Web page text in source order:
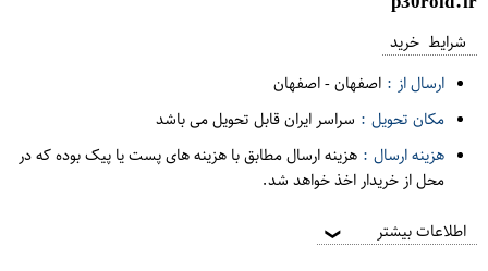
شرایط خرید
ارسال از : اصفهان-اصفهان
مکان تحویل : سراسر ایران قابل تحویل می باشد
هزینه ارسال : هزینه ارسال مطابق با هزینه های پست یا پیک بوده که در
محل از خریدار اخذ خواهد شد.
اطلاعات بیشتر ❯